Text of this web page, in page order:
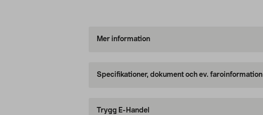
Mer information
Specifikationer, dokument och ev. faroinformation
Trygg E-Handel